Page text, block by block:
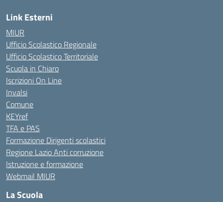
Link Esterni
MIUR
Ufficio Scolastico Regionale
Ufficio Scolastico Territoriale
Scuola in Chiaro
Iscrizioni On Line
Invalsi
Comune
KEYref
TFA e PAS
Formazione Dirigenti scolastici
Regione Lazio Anti corruzione
Istruzione e formazione
Webmail MIUR
La Scuola